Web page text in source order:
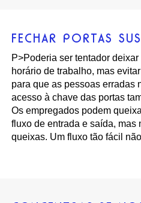
FECHAR PORTAS
P>Poderia ser tentador
horário de trabalho, mas
para que as pessoas erradas
acesso à chave das portas
Os empregados podem
fluxo de entrada e saída, mas
queixas. Um fluxo tão fácil